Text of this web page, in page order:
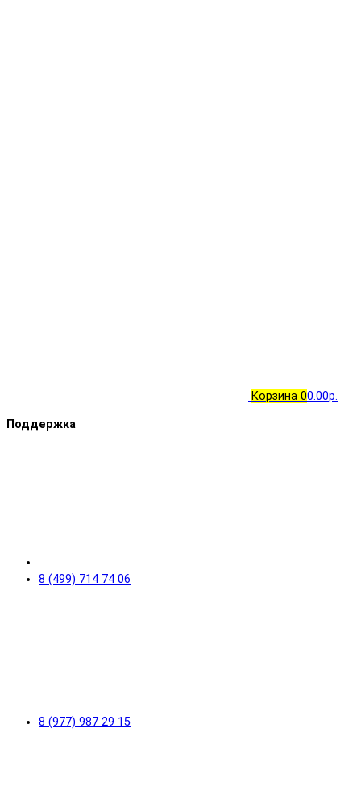
Корзина 00.00р.
Поддержка
8 (499) 714 74 06
8 (977) 987 29 15